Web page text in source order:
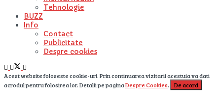
Tehnologie
BUZZ
Info
Contact
Publicitate
Despre cookies
Acest website foloseste cookie-uri. Prin continuarea vizitarii acestuia va dati
acrodul pentru folosirea lor. Detalii pe paginaDespre Cookies. De acord